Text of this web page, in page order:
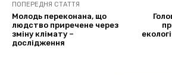
ПОПЕРЕДНЯ СТАТТЯ
Молодь переконана, що
людство приречене через
зміну клімату –
дослідження